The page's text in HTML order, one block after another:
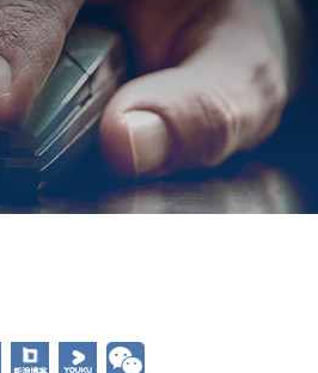
简
JP
VN